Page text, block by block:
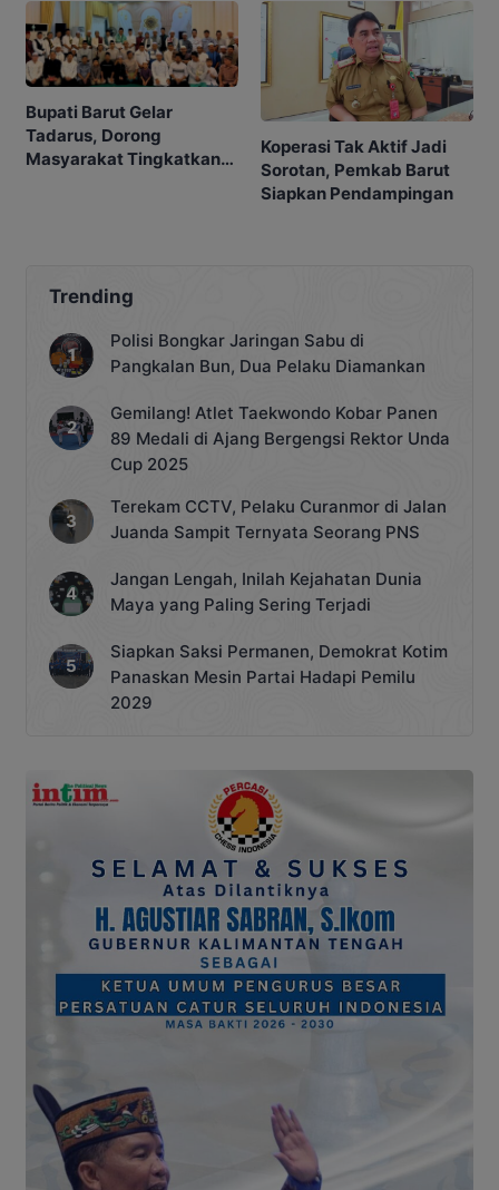
Bupati Barut Gelar
Tadarus, Dorong
Masyarakat Tingkatkan
Koperasi Tak Aktif Jadi
Sorotan, Pemkab Barut
Siapkan Pendampingan
Trending
Polisi Bongkar Jaringan Sabu di
Pangkalan Bun, Dua Pelaku Diamankan
Gemilang! Atlet Taekwondo Kobar Panen
89 Medali di Ajang Bergengsi Rektor Unda
Cup 2025
Terekam CCTV, Pelaku Curanmor di Jalan
Juanda Sampit Ternyata Seorang PNS
Jangan Lengah, Inilah Kejahatan Dunia
Maya yang Paling Sering Terjadi
Siapkan Saksi Permanen, Demokrat Kotim
Panaskan Mesin Partai Hadapi Pemilu
2029